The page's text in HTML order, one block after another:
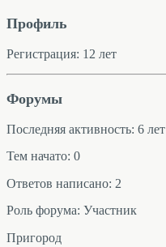
Профиль
Регистрация: 12 лет
Форумы
Последняя активность: 6 лет
Тем начато: 0
Ответов написано: 2
Роль форума: Участник
Пригород